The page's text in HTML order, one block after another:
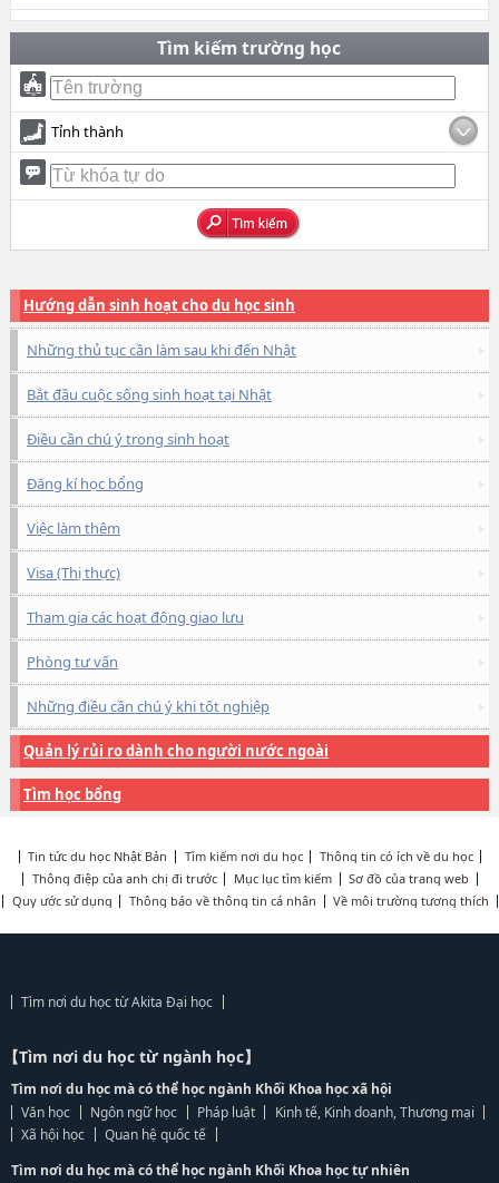
Tìm kiếm trường học
Tỉnh thành
Hướng dẫn sinh hoạt cho du học sinh
Những thủ tục cần làm sau khi đến Nhật
Bắt đầu cuộc sống sinh hoạt tại Nhật
Điều cần chú ý trong sinh hoạt
Đăng kí học bổng
Việc làm thêm
Visa (Thị thực)
Tham gia các hoạt động giao lưu
Phòng tư vấn
Những điều cần chú ý khi tốt nghiệp
Quản lý rủi ro dành cho người nước ngoài
Tìm học bổng
Tin tức du học Nhật Bản Tìm kiếm nơi du học
Thông tin có ích về du học
Thông điệp của anh chị đi trước
Mục lục tìm kiếm
Sơ đồ của trang web
Quy ước sử dụng
Thông báo về thông tin cá nhân Về môi trường tương thích
Tìm nơi du học từ Akita Đại học
【Tìm nơi du học từ ngành học】
Tìm nơi du học mà có thể học ngành Khối Khoa học xã hội
Văn học
Ngôn ngữ học Pháp luật
Kinh tế, Kinh doanh, Thương mại
Xã hội học
Quan hệ quốc tế
Tìm nơi du học mà có thể học ngành Khối Khoa học tự nhiên